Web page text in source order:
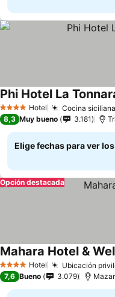
4 EstrellasHotel Cocina
Phi Hotel La
8,3 Muy bueno 3.181
Elige fechas para ver
Opción destacada
4 EstrellasHotel Ubicación
Mahara Hotel &
7,6 Bueno 3.079